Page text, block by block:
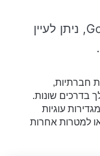
למידע נוסף על Google AdSense, ניתן לעיין
חברתיות,
בדרכים שונות.
לשם פעילותם, רשתות כגון Instagram מגדירות עוגיות
למטרות אחרות